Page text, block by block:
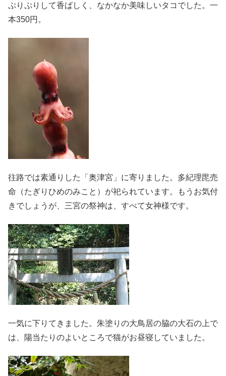
ぷりぷりして香ばしく、なかなか美味しいタコでした。一
本350円。
往路では素通りした「奥津宮」に寄りました。多紀理毘売
命（たぎりひめのみこと）が祀られています。もうお気付
きでしょうが、三宮の祭神は、すべて女神様です。
一気に下りてきました。朱塗りの大鳥居の脇の大石の上で
は、陽当たりのよいところで猫がお昼寝していました。